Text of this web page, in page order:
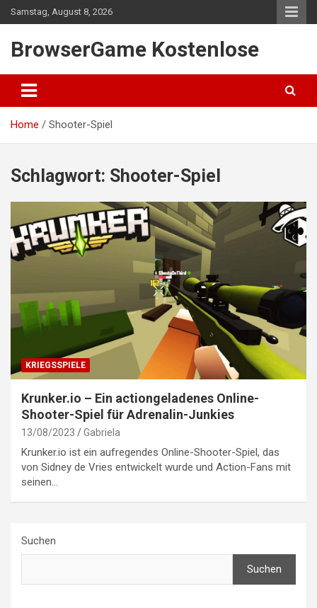
Skip
to
Samstag, August 8, 2026
BrowserGame Kostenlose
Home Shooter-Spiel
Schlagwort: Shooter-Spiel
KRIEGSSPIELE
Krunker.io – Ein actiongeladenes Online-
Shooter-Spiel für Adrenalin-Junkies
13/08/2023 Gabriela
Krunker.io ist ein aufregendes Online-Shooter-Spiel, das
von Sidney de Vries entwickelt wurde und Action-Fans mit
seinen…
Suchen
Suchen